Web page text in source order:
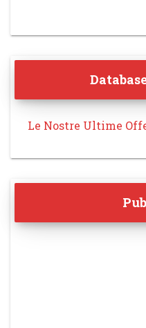
Le Nostre Ultime